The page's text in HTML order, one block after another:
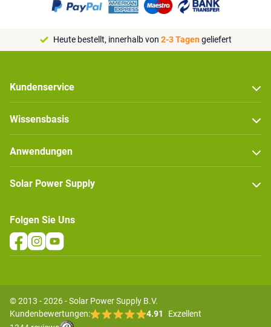
Heute bestellt, innerhalb von 2-3 Tagengeliefert
Kundenservice
Wissensbasis
Anwendungen
Solar Power Supply
Folgen Sie Uns
© 2013 - 2026 - Solar Power Supply B.V.
Kundenbewertungen:
4.91
Exzellent